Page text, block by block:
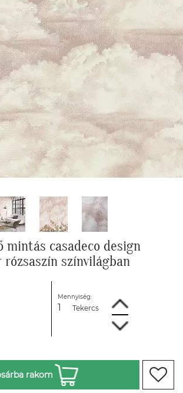
casadeco design
színvilágban
Mennyiség:
Tekercs
rakom